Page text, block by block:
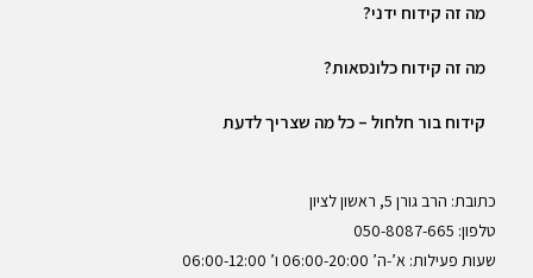
מה זה קידוח ידני?
מה זה קידוח כלונסאות?
קידוח בור חלחול – כל מה שצריך לדעת
כתובת: הרב גורן 5, ראשון לציון
טלפון: 050-8087-665
שעות פעילות: א’-ה’ 06:00-20:00 ו’ 06:00-12:00